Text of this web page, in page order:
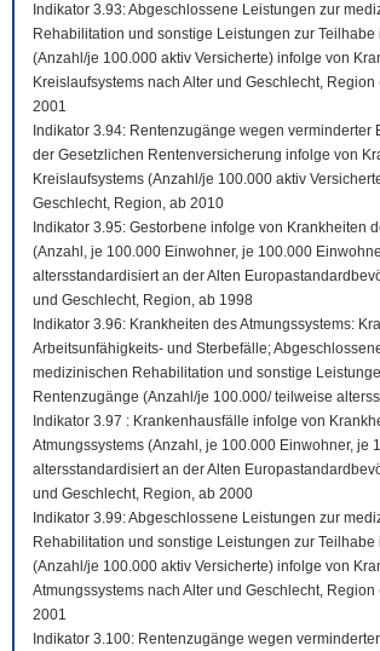
Indikator 3.93: Abgeschlossene Leistungen zur
Rehabilitation und sonstige Leistungen zur Teilhabe
(Anzahl/je 100.000 aktiv Versicherte) infolge von
Kreislaufsystems nach Alter und Geschlecht, Region
2001
Indikator 3.94: Rentenzugänge wegen verminderter
der Gesetzlichen Rentenversicherung infolge von
Kreislaufsystems (Anzahl/je 100.000 aktiv
Geschlecht, Region, ab 2010
Indikator 3.95: Gestorbene infolge von Krankheiten
(Anzahl, je 100.000 Einwohner, je 100.000
altersstandardisiert an der Alten
und Geschlecht, Region, ab 1998
Indikator 3.96: Krankheiten des Atmungssystems:
Arbeitsunfähigkeits- und Sterbefälle;
medizinischen Rehabilitation und sonstige
Rentenzugänge (Anzahl/je 100.000/ teilweise
Indikator 3.97 : Krankenhausfälle infolge von
Atmungssystems (Anzahl, je 100.000 Einwohner, je
altersstandardisiert an der Alten
und Geschlecht, Region, ab 2000
Indikator 3.99: Abgeschlossene Leistungen zur
Rehabilitation und sonstige Leistungen zur Teilhabe
(Anzahl/je 100.000 aktiv Versicherte) infolge von
Atmungssystems nach Alter und Geschlecht, Region
2001
Indikator 3.100: Rentenzugänge wegen